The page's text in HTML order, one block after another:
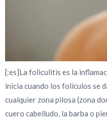
[:es]La foliculitis es la
inicia cuando los folículos se
cualquier zona pilosa (zona
cuero cabelludo, la barba o